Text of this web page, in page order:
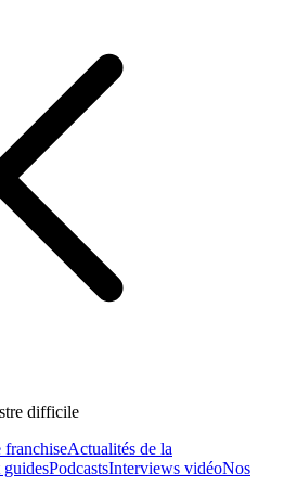
difficile
franchiseActualités de la
guidesPodcastsInterviews vidéoNos